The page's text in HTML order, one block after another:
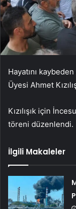
Hayatını
Üyesi Ahmet
Kızılışık için
töreni düzenlendi.
İlgili Makaleler